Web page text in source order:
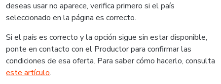
deseas usar no aparece, verifica primero si el país
seleccionado en la página es correcto.
Si el país es correcto y la opción sigue sin estar disponible,
ponte en contacto con el Productor para confirmar las
condiciones de esa oferta. Para saber cómo hacerlo, consulta
este artículo.